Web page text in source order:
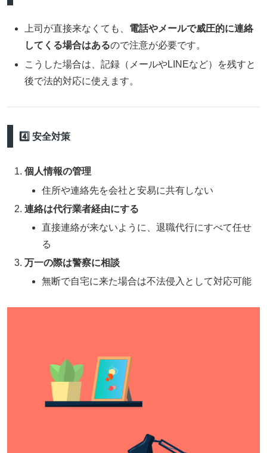
上司が直接来なくても、 電話やメールで威圧的に連絡
してくる場合はあるので注意が必要です。
こうした場合は、記録（メールやLINEなど）を残すと
後で法的対応に使えます。
4️⃣ 安全対策
個人情報の管理
住所や連絡先を会社と安易に共有しない
連絡は代行業者経由にする
直接連絡が来ないように、退職代行にすべて任せ
る
万一の際は警察に相談
無断で自宅に来た場合は不法侵入として対応可能